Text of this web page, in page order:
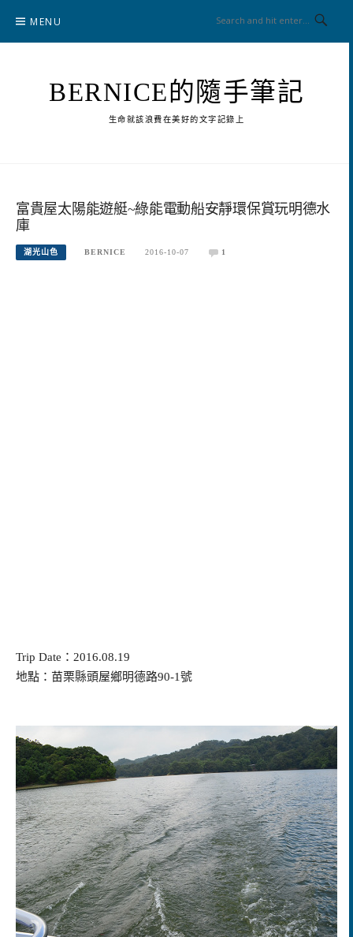
content
MENU
BERNICE的隨手筆記
生命就該浪費在美好的文字記錄上
富貴屋太陽能遊艇~綠能電動船安靜環保賞玩明德水
庫
湖光山色 BERNICE 2016-10-07 1
Trip Date：2016.08.19
地點：苗栗縣頭屋鄉明德路90-1號